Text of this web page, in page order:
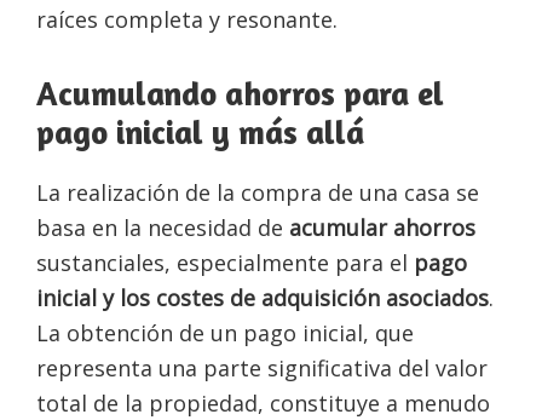
raíces completa y resonante.
Acumulando ahorros para el
pago inicial y más allá
La realización de la compra de una casa se
basa en la necesidad de acumular ahorros
sustanciales, especialmente para el pago
inicial y los costes de adquisición asociados.
La obtención de un pago inicial, que
representa una parte significativa del valor
total de la propiedad, constituye a menudo